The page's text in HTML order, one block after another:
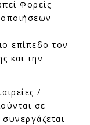
Φορείς
–
επίπεδο τον
και την
/
σε